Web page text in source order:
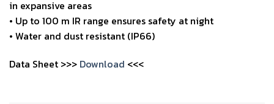
in expansive areas
• Up to 100 m IR range ensures safety at night
• Water and dust resistant (IP66)
Data Sheet >>> Download <<<